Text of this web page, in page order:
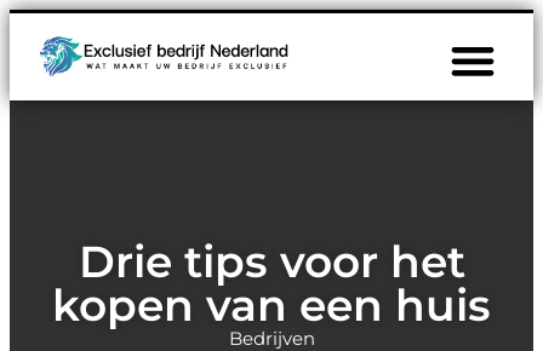
Drie tips voor het
kopen van een huis
Bedrijven